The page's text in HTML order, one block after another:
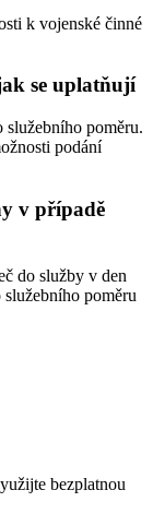
k vojenské činné
se uplatňují
poměru.
podání
v případě
do služby v den
poměru
bezplatnou